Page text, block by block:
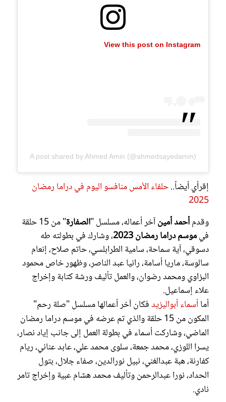
View this post on Instagram
A post shared by Ahmed Amin (@ahmedsayedamin)
إقرأي أيضاً..حلفاء الأمس منافسو اليوم في دراما رمضان
2025
وقدمأحمد أمينآخر أعماله، مسلسل "الصفارة
" من 15 حلقة
فيموسم دراما رمضان 2023
، وشارك في بطولته طه
دسوقي، آية سماحة، سامية الطرابلسي، حاتم صلاح، إنعام
سالوسة، ماريا أسامة، رانيا عبد الناصر، وظهور خاص محمود
البزاوي ومحمد رضوان، والعمل تأليف ورشة كتابة وإخراج
علاء إسماعيل.
أماأسماء أبواليزيدفكان آخر أعمالها مسلسل "صلة رحم"
المكون من 15 حلقة والذي تم عرضه في موسم دراما رمضان
الماضي، وشاركت أسماء في بطولة العمل إلى جانب إياد نصار،
يسرا اللوزي، محمد جمعة، سلوى محمد علي، عابد عناني، ريام
كفارنة، هبة عبدالغني، نبيل نورالدين، صفاء جلال، بتول
الحداد، نورا عبدالرحمن وتأليف محمد هشام عبية وإخراج تامر
نادي.